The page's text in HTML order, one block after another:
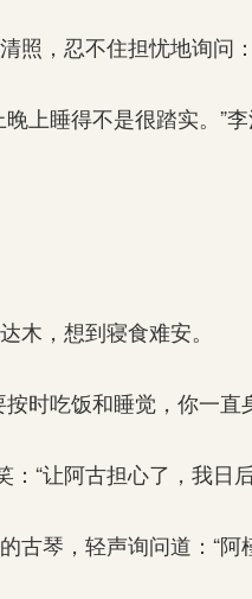
，忍不住担忧地询问
上睡得不是很踏实。”李
，想到寝食难安。
时吃饭和睡觉，你一直
“让阿古担心了，我日
琴，轻声询问道：“阿